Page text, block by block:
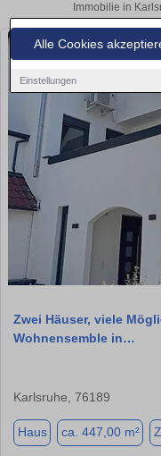
Alle Cookies
Einstellungen
Immobilie in
Zwei Häuser, viele
Wohnensemble in…
Karlsruhe, 76189
Haus ca. 447,00 m²